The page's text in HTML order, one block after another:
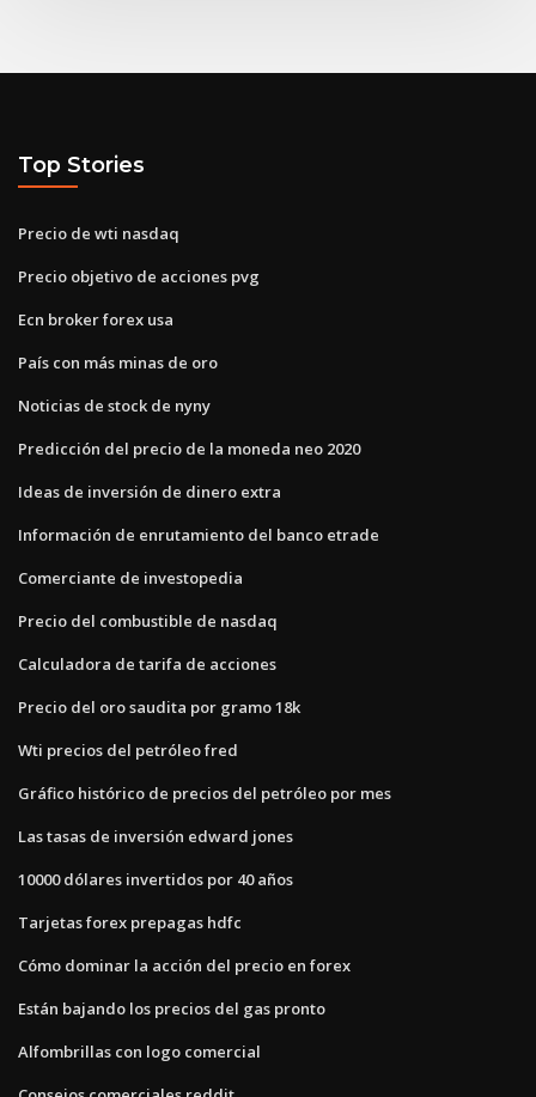
Top Stories
Precio de wti nasdaq
Precio objetivo de acciones pvg
Ecn broker forex usa
País con más minas de oro
Noticias de stock de nyny
Predicción del precio de la moneda neo 2020
Ideas de inversión de dinero extra
Información de enrutamiento del banco etrade
Comerciante de investopedia
Precio del combustible de nasdaq
Calculadora de tarifa de acciones
Precio del oro saudita por gramo 18k
Wti precios del petróleo fred
Gráfico histórico de precios del petróleo por mes
Las tasas de inversión edward jones
10000 dólares invertidos por 40 años
Tarjetas forex prepagas hdfc
Cómo dominar la acción del precio en forex
Están bajando los precios del gas pronto
Alfombrillas con logo comercial